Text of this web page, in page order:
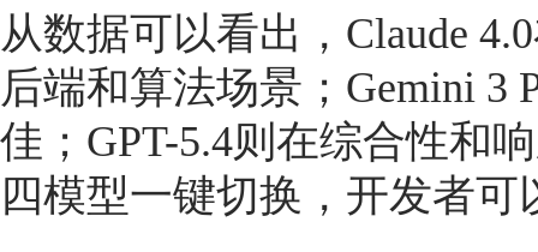
从数据可以看出，Claude
后端和算法场景；Gemini 3
佳；GPT-5.4则在综合性和
四模型一键切换，开发者